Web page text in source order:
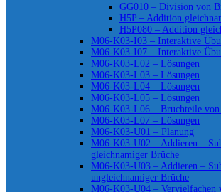
GG010 – Division von
H5P – Addition
H5P080 – Addition
M06-K03-I03 – Interaktive
M06-K03-I07 – Interaktive
M06-K03-L02 – Lösungen
M06-K03-L03 – Lösungen
M06-K03-L04 – Lösungen
M06-K03-L05 – Lösungen
M06-K03-L06 – Bruchteile von
M06-K03-L07 – Lösungen
M06-K03-U01 – Planung
M06-K03-U02 – Addieren –
gleichnamiger Brüche
M06-K03-U03 – Addieren –
ungleichnamiger Brüche
M06-K03-U04 – Vervielfachen